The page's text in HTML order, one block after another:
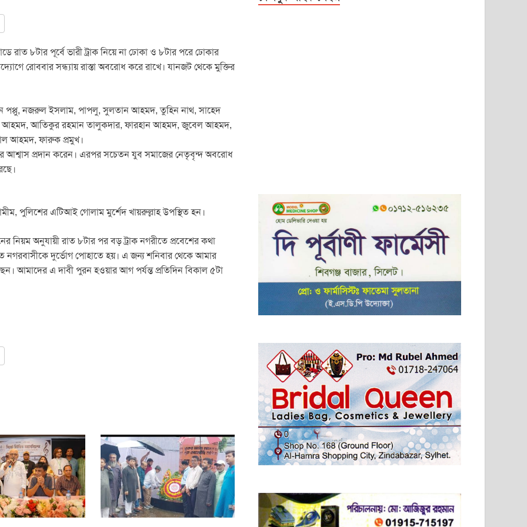
রাত ৮টার পূর্বে ভারী ট্রাক নিয়ে না ঢোকা ও ৮টার পরে ঢোকার
রোববার সন্ধ্যায় রাস্তা অবরোধ করে রাখে। যানজট থেকে মুক্তির
পপ্পু, নজরুল ইসলাম, পাপলু, সুলতান আহমদ, তুহিন নাথ, সাহেদ
আহমদ, আতিকুর রহমান তালুকদার, ফারহান আহমদ, জুবেল আহমদ,
আহমদ, ফারুক প্রমুখ।
আশ্বাস প্রদান করেন। এরপর সচেতন যুব সমাজের নেতৃবৃন্দ অবরোধ
পুলিশের এটিআই গোলাম মুর্শেদ খায়রুল্লাহ উপস্থিত হন।
নিয়ম অনুযায়ী রাত ৮টার পর বড় ট্রাক নগরীতে প্রবেশের কথা
নগরবাসীকে দুর্ভোগ পোহাতে হয়। এ জন্য শনিবার থেকে আমার
আমাদের এ দাবী পুরন হওয়ার আগ পর্যন্ত প্রতিদিন বিকাল ৫টা